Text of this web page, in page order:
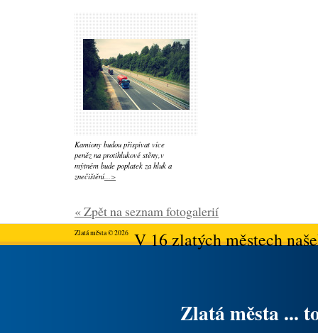
Kamiony budou přispívat více
peněz na protihlukové stěny,v
mýtném bude poplatek za hluk a
znečištění...>
« Zpět na seznam fotogalerií
Zlatá města © 2026V 16 zlatých městech
Zlatá města ...